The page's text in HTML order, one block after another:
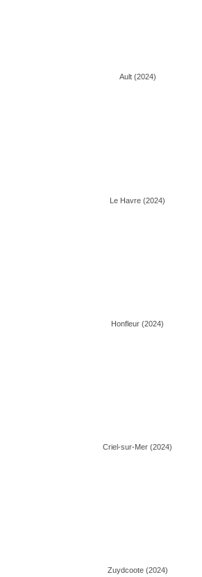
Ault (2024)
Le Havre (2024)
Honfleur (2024)
Criel-sur-Mer (2024)
Zuydcoote (2024)